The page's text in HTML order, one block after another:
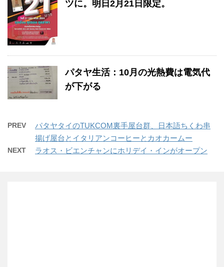
ツに。明日2月21日限定。
パタヤ生活：10月の光熱費は電気代
が下がる
PREV
パタヤタイのTUKCOM裏手屋台群、日本語ちくわ串
揚げ屋台とイタリアンコーヒーとカオカームー
NEXT ラオス・ビエンチャンにホリデイ・インがオープン